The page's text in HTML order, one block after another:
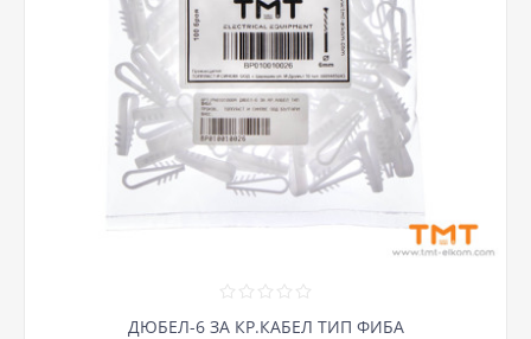
ДЮБЕЛ-6 ЗА КР.КАБЕЛ ТИП ФИБА